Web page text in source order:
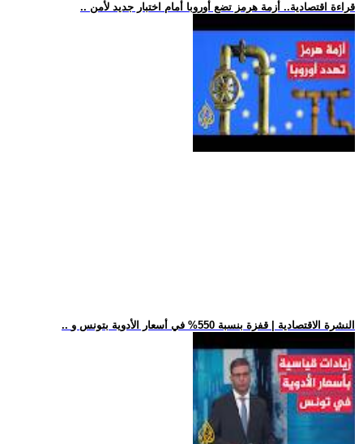
.. قراءة اقتصادية.. أزمة هرمز تضع أوروبا أمام اختبار جديد لأمن
.. النشرة الاقتصادية | قفزة بنسبة 550% في أسعار الأدوية بتونس و